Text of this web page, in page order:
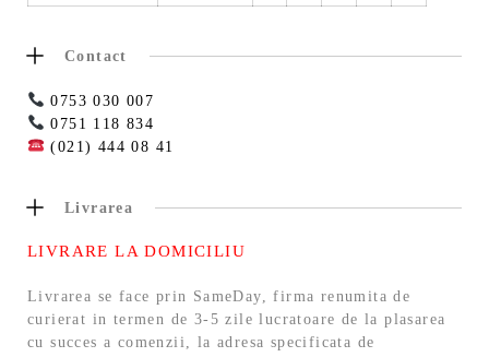
Contact
0753 030 007
0751 118 834
(021) 444 08 41
Livrarea
LIVRARE LA DOMICILIU
Livrarea se face prin SameDay, firma renumita de
curierat in termen de 3-5 zile lucratoare de la plasarea
cu succes a comenzii, la adresa specificata de